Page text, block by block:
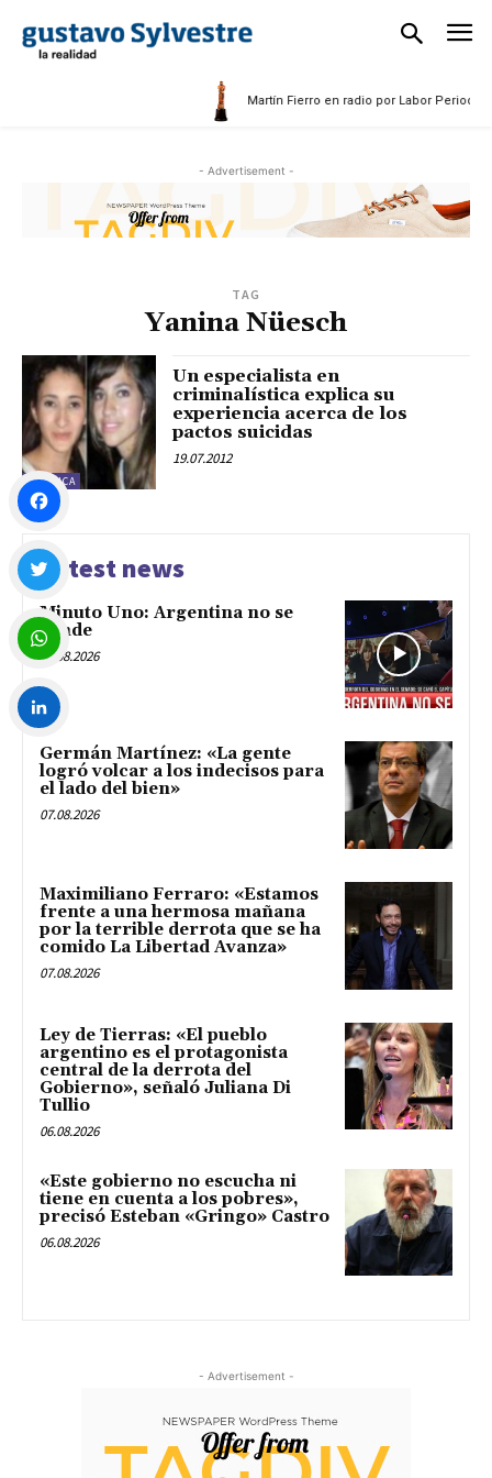
Martín Fierro en radio por Labor
- Advertisement -
TAG
Yanina Nüesch
POLÍTICA
Un especialista en
criminalística explica su
experiencia acerca de los
pactos suicidas
19.07.2012
Latest news
Minuto Uno: Argentina no se
vende
07.08.2026
Germán Martínez: «La gente
logró volcar a los indecisos para
el lado del bien»
07.08.2026
Maximiliano Ferraro: «Estamos
frente a una hermosa mañana
por la terrible derrota que se ha
comido La Libertad Avanza»
07.08.2026
Ley de Tierras: «El pueblo
argentino es el protagonista
central de la derrota del
Gobierno», señaló Juliana Di
Tullio
06.08.2026
«Este gobierno no escucha ni
tiene en cuenta a los pobres»,
precisó Esteban «Gringo» Castro
06.08.2026
- Advertisement -
Facebook
Twitter
WhatsApp
LinkedIn